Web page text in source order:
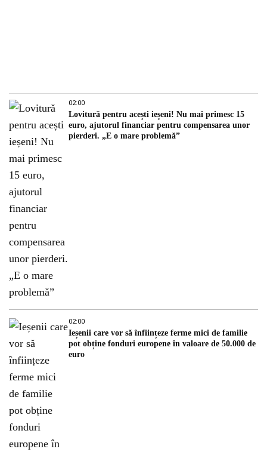
02:00
Lovitură pentru acești ieșeni! Nu mai primesc 15
euro, ajutorul financiar pentru compensarea unor
pierderi. „E o mare problemă”
02:00
Ieșenii care vor să înființeze ferme mici de familie
pot obține fonduri europene în valoare de 50.000 de
euro